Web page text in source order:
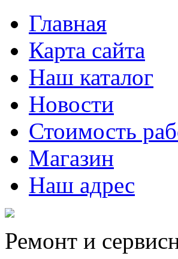
Главная
Карта сайта
Наш каталог
Новости
Стоимость
Магазин
Наш адрес
Ремонт и